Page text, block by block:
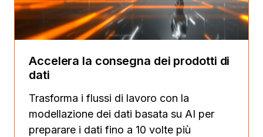
Accelera la consegna dei prodotti di
dati
Trasforma i flussi di lavoro con la
modellazione dei dati basata su AI per
preparare i dati fino a 10 volte più